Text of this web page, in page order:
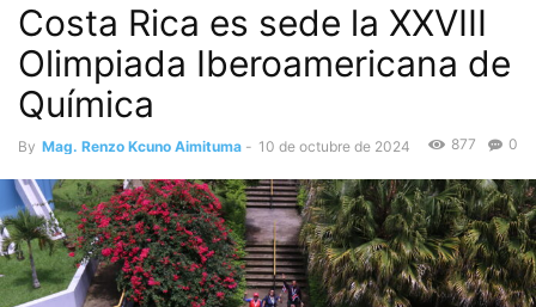
Costa Rica es sede la XXVIII
Olimpiada Iberoamericana de
Química
By Mag. Renzo Kcuno Aimituma - 10 de octubre de 2024 0
877